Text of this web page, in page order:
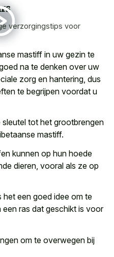
verzorgingstips voor
mastiff in uw gezin te
na te denken over uw
zorg en hantering, dus
te begrijpen voordat u
tot het grootbrengen
mastiff.
kunnen op hun hoede
dieren, vooral als ze op
het een goed idee om te
ras dat geschikt is voor
om te overwegen bij